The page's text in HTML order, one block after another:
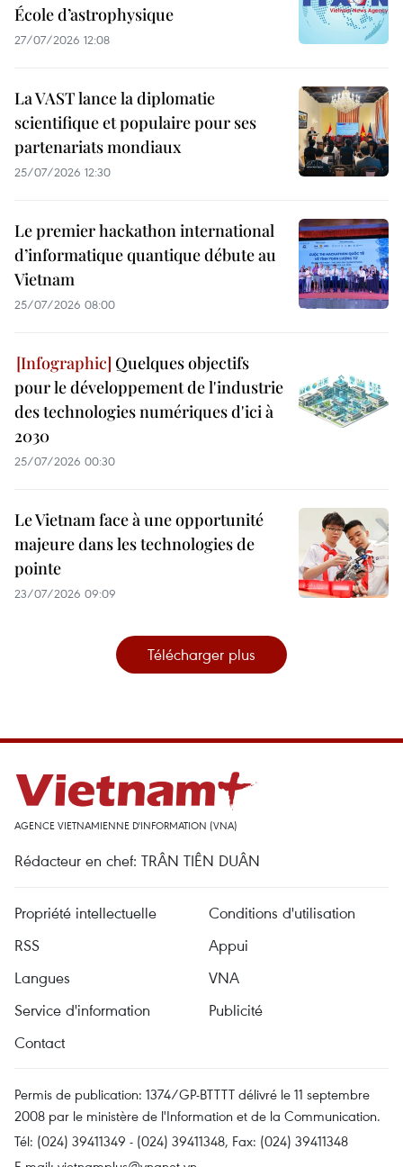
École d’astrophysique
27/07/2026 12:08
La VAST lance la diplomatie
scientifique et populaire pour ses
partenariats mondiaux
25/07/2026 12:30
Le premier hackathon international
d’informatique quantique débute au
Vietnam
25/07/2026 08:00
Quelques objectifs
pour le développement de l'industrie
des technologies numériques d'ici à
2030
25/07/2026 00:30
Le Vietnam face à une opportunité
majeure dans les technologies de
pointe
23/07/2026 09:09
Télécharger plus
AGENCE VIETNAMIENNE D'INFORMATION (VNA)
Rédacteur en chef: TRÂN TIÊN DUÂN
Propriété intellectuelle
Conditions d'utilisation
RSS
Appui
Langues
VNA
Service d'information
Publicité
Contact
Permis de publication: 1374/GP-BTTTT délivré le 11 septembre
2008 par le ministère de l'Information et de la Communication.
Tél: (024) 39411349 - (024) 39411348, Fax: (024) 39411348